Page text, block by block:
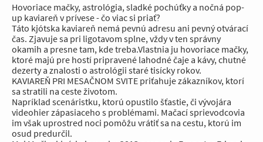
Hovoriace mačky, astrológia, sladké pochúťky a nočná pop-
up kaviareň v prívese - čo viac si priať?
Táto kjótska kaviareň nemá pevnú adresu ani pevný otvárací
čas. Zjavuje sa pri ligotavom splne, vždy v ten správny
okamih a presne tam, kde treba.Vlastnia ju hovoriace mačky,
ktoré majú pre hostí pripravené lahodné čaje a kávy, chutné
dezerty a znalosti o astrológii staré tisícky rokov.
KAVIAREŇ PRI MESAČNOM SVITE priťahuje zákazníkov, ktorí
sa stratili na ceste životom.
Napríklad scenáristku, ktorú opustilo šťastie, či vývojára
videohier zápasiaceho s problémami. Mačací sprievodcovia
im však uprostred noci pomôžu vrátiť sa na cestu, ktorú im
osud predurčil.